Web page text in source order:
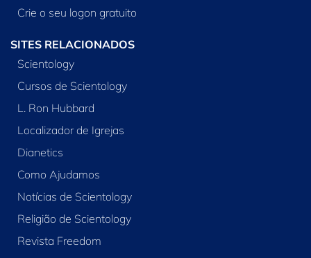
Crie o seu logon gratuito
SITES RELACIONADOS
Scientology
Cursos de Scientology
L. Ron Hubbard
Localizador de Igrejas
Dianetics
Como Ajudamos
Notícias de Scientology
Religião de Scientology
Revista Freedom